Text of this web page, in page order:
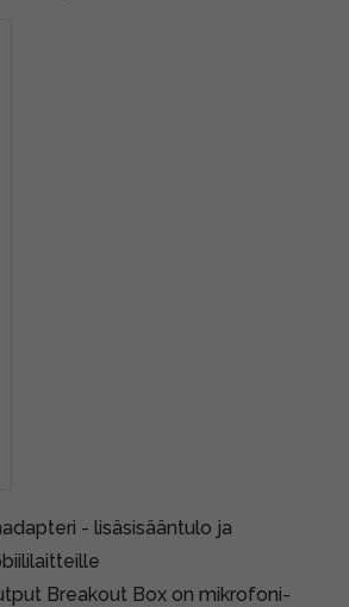
- lisäsisääntulo ja
Breakout Box on mikrofoni-